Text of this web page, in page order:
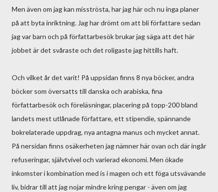
Men även om jag kan misströsta, har jag här och nu inga planer
på att byta inriktning. Jag har drömt om att bli författare sedan
jag var barn och på författarbesök brukar jag säga att det här
jobbet är det svåraste och det roligaste jag hittills haft.
Och vilket år det varit! På uppsidan finns 8 nya böcker, andra
böcker som översatts till danska och arabiska, fina
författarbesök och föreläsningar, placering på topp-200 bland
landets mest utlånade författare, ett stipendie, spännande
bokrelaterade uppdrag, nya antagna manus och mycket annat.
På nersidan finns osäkerheten jag nämner här ovan och där ingår
refuseringar, självtvivel och varierad ekonomi. Men ökade
inkomster i kombination med is i magen och ett föga utsvävande
liv, bidrar till att jag nojar mindre kring pengar - även om jag